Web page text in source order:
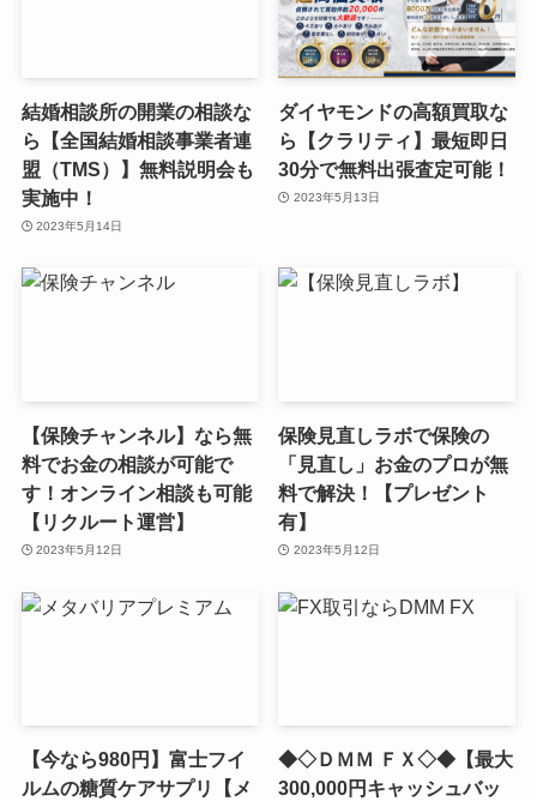
結婚相談所の開業の相談な
ら【全国結婚相談事業者連
盟（TMS）】無料説明会も
実施中！
2023年5月14日
ダイヤモンドの高額買取な
ら【クラリティ】最短即日
30分で無料出張査定可能！
2023年5月13日
【保険チャンネル】なら無
料でお金の相談が可能で
す！オンライン相談も可能
【リクルート運営】
2023年5月12日
保険見直しラボで保険の
「見直し」お金のプロが無
料で解決！【プレゼント
有】
2023年5月12日
【今なら980円】富士フイ
ルムの糖質ケアサプリ【メ
◆◇ＤＭＭ ＦＸ◇◆【最大
300,000円キャッシュバッ